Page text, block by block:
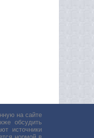
на сайте
обсудить
источники